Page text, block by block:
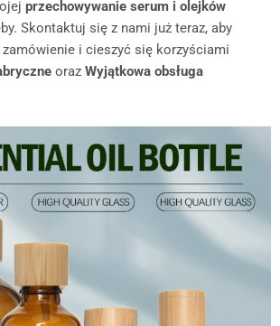
przechowywanie serum i olejków
Skontaktuj się z nami już teraz, aby
i cieszyć się korzyściami
oraz Wyjątkowa obsługa